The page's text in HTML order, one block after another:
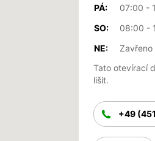
PÁ:
07:00 -
SO:
08:00 -
NE:
Zavřeno
Tato otevírací
lišit.
+49